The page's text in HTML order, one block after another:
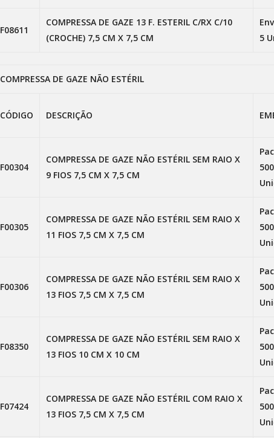
F08611
COMPRESSA DE GAZE 13 F. ESTERIL C/RX C/10
(CROCHE) 7,5 CM X 7,5 CM
5
COMPRESSA DE GAZE NÃO ESTÉRIL
CÓDIGO DESCRIÇÃO
F00304
COMPRESSA DE GAZE NÃO ESTÉRIL SEM RAIO X
9 FIOS 7,5 CM X 7,5 CM
500
F00305
COMPRESSA DE GAZE NÃO ESTÉRIL SEM RAIO X
11 FIOS 7,5 CM X 7,5 CM
500
F00306
COMPRESSA DE GAZE NÃO ESTÉRIL SEM RAIO X
13 FIOS 7,5 CM X 7,5 CM
500
F08350
COMPRESSA DE GAZE NÃO ESTÉRIL SEM RAIO X
13 FIOS 10 CM X 10 CM
500
F07424
COMPRESSA DE GAZE NÃO ESTÉRIL COM RAIO X
13 FIOS 7,5 CM X 7,5 CM
500